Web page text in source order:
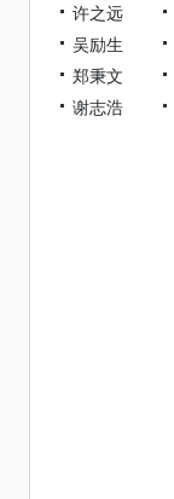
许之远
吴励生
郑秉文
谢志浩